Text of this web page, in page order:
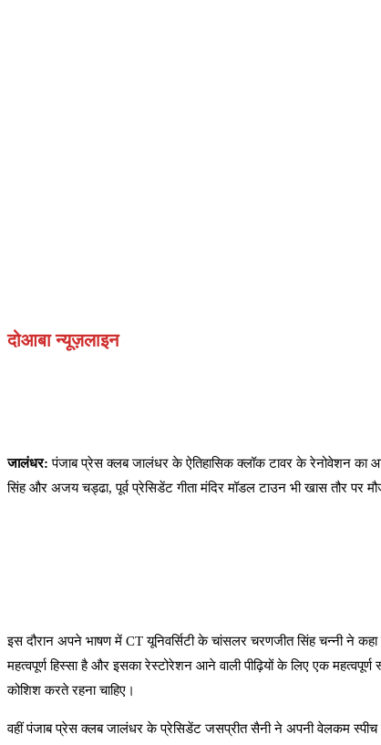
दोआबा न्यूज़लाइन
जालंधर:पंजाब प्रेस क्लब जालंधर के ऐतिहासिक क्लॉक टावर के रेनोवेशन का
सिंह और अजय चड्ढा, पूर्व प्रेसिडेंट गीता मंदिर मॉडल टाउन भी खास तौर पर
इस दौरान अपने भाषण में CT यूनिवर्सिटी के चांसलर चरणजीत सिंह चन्नी ने
महत्वपूर्ण हिस्सा है और इसका रेस्टोरेशन आने वाली पीढ़ियों के लिए एक
कोशिश करते रहना चाहिए।
वहीं पंजाब प्रेस क्लब जालंधर के प्रेसिडेंट जसप्रीत सैनी ने अपनी वेलकम